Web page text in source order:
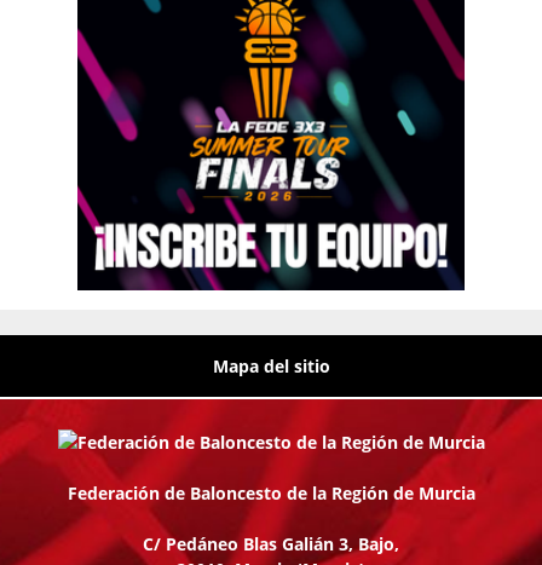
Mapa del sitio
Federación de Baloncesto de la Región de Murcia
C/ Pedáneo Blas Galián 3, Bajo,